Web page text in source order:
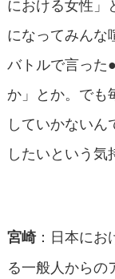
における女性」
になってみんな
バトルで言った
か」とか。でも
していかない
したいという気
宮崎：日本にお
る一般人からの